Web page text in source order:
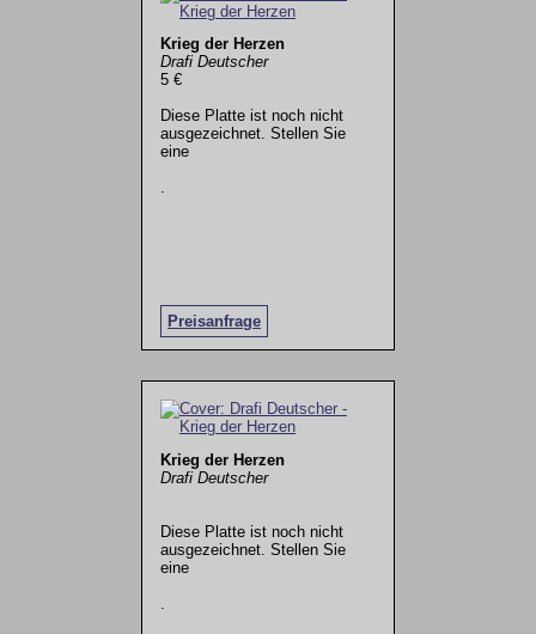
Krieg der Herzen
Drafi Deutscher
5 €
Diese Platte ist noch nicht
ausgezeichnet. Stellen Sie
eine
Preisanfrage
.
Krieg der Herzen
Drafi Deutscher
Diese Platte ist noch nicht
ausgezeichnet. Stellen Sie
eine